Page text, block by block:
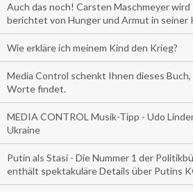
Auch das noch! Carsten Maschmeyer
berichtet von Hunger und Armut in seiner
Wie erkläre ich meinem Kind den Krieg?
Media Control schenkt Ihnen dieses
Worte findet.
MEDIA CONTROL Musik-Tipp - Udo
Ukraine
Putin als Stasi - Die Nummer 1 der
enthält spektakuläre Details über Putins